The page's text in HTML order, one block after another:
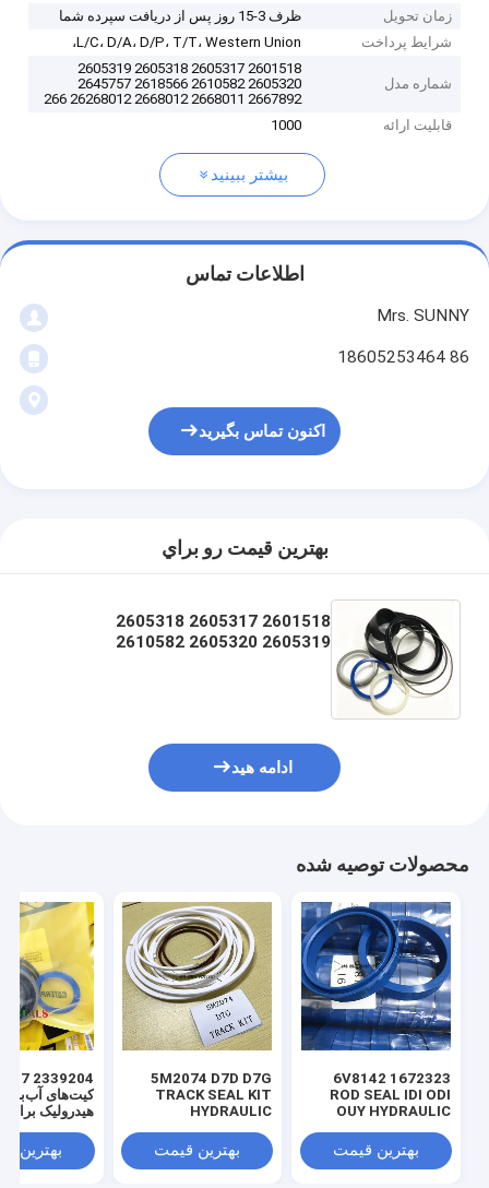
زمان تحویل
ظرف 3-15 روز پس از دریافت سپرده شما
شرایط پرداخت
L/C، D/A، D/P، T/T، Western Union،
شماره مدل
2601518 2605317 2605318 2605319
2605320 2610582 2618566 2645757
2667892 2668011 2668012 26268012 266
قابلیت ارائه
1000
بیشتر ببینید
اطلاعات تماس
Mrs. SUNNY
86 18605253464
اکنون تماس بگیرید
بهترين قيمت رو براي
2601518 2605317 2605318
2605319 2605320 2610582
ادامه هید
محصولات توصیه شده
1672323 6V8142
ROD SEAL IDI ODI
OUY HYDRAULIC
بهترین قیمت
5M2074 D7D D7G
TRACK SEAL KIT
HYDRAULIC
SEAL KIT NBR
بهترین قیمت
کیت‌های
هیدرولیک برای
بهترین